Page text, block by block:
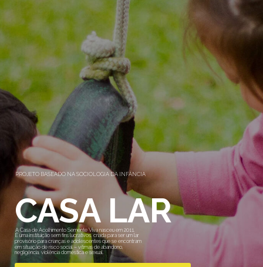
PROJETO BASEADO NA SOCIOLOGIA DA INFÂNCIA
CASA LAR
A Casa de Acolhimento Semente Viva nasceu em 2011.
É uma instituição sem fins lucrativos, criada para ser um lar
provisório para crianças e adolescentes que se encontram
em situação de risco social – vítimas de abandono,
negligência, violência doméstica e sexual.